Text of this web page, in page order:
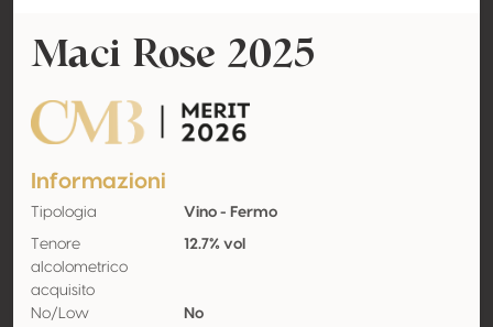
Maci Rose 2025
CMB Merit
Informazioni
Tipologia Vino - Fermo
Tenore
alcolometrico
acquisito
12.7% vol
No/Low No